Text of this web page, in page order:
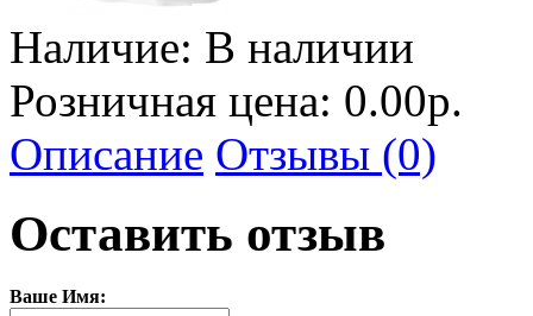
Наличие: В наличии
Розничная цена: 0.00р.
Описание Отзывы (0)
Оставить отзыв
Ваше Имя: